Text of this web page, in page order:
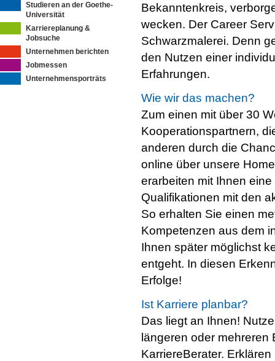
Studieren an der Goethe-
Universität
Karriereplanung &
Jobsuche
Unternehmen berichten
Jobmessen
Unternehmensporträts
Bekanntenkreis,
wecken. Der Career
Schwarzmalerei. Denn
den Nutzen einer
Erfahrungen.
Wie wir das machen?
Zum einen mit über 30
Kooperationspartnern,
anderen durch die
online über unsere
erarbeiten mit Ihnen
Qualifikationen mit den
So erhalten Sie einen
Kompetenzen aus dem
Ihnen später möglichst
entgeht. In diesen
Erfolge!
Ist Karriere planbar?
Das liegt an Ihnen!
längeren oder
KarriereBerater.